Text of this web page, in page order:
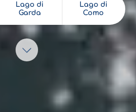
Lago di
Garda
Lago di
Como